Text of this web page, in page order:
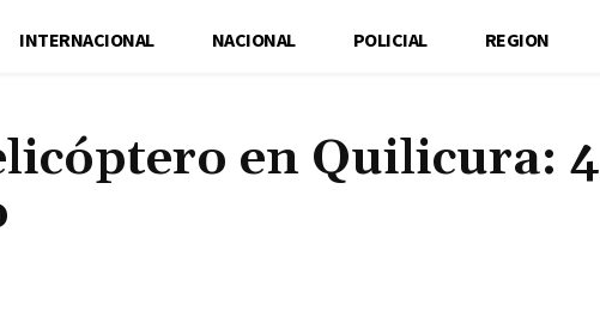
INTERNACIONAL NACIONAL POLICIAL REGION
en Quilicura: 4